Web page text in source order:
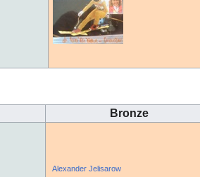
Bronze
Alexander Jelisarow